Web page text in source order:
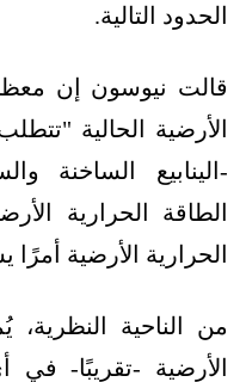
الحدود التالية.
قالت نيوسون إن
الأرضية الحالية
-الينابيع الساخنة
الطاقة الحرارية
الحرارية الأرضية
من الناحية النظرية،
الأرضية -تقريبًا-